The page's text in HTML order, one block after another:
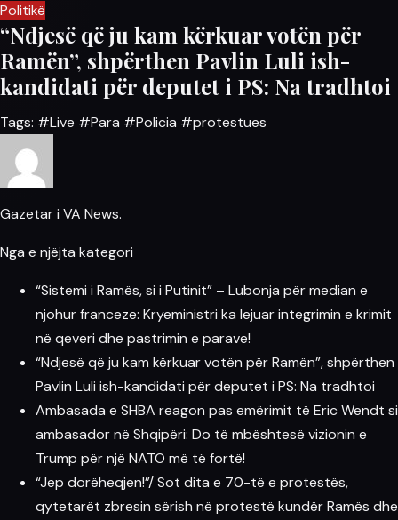
Politikë
“Ndjesë që ju kam kërkuar votën për
Ramën”, shpërthen Pavlin Luli ish-
kandidati për deputet i PS: Na tradhtoi
Tags: #Live #Para #Policia #protestues
Gazetar i VA News.
Nga e njëjta kategori
“Sistemi i Ramës, si i Putinit” – Lubonja për median e
njohur franceze: Kryeministri ka lejuar integrimin e krimit
në qeveri dhe pastrimin e parave!
“Ndjesë që ju kam kërkuar votën për Ramën”, shpërthen
Pavlin Luli ish-kandidati për deputet i PS: Na tradhtoi
Ambasada e SHBA reagon pas emërimit të Eric Wendt si
ambasador në Shqipëri: Do të mbështesë vizionin e
Trump për një NATO më të fortë!
“Jep dorëheqjen!”/ Sot dita e 70-të e protestës,
qytetarët zbresin sërish në protestë kundër Ramës dhe